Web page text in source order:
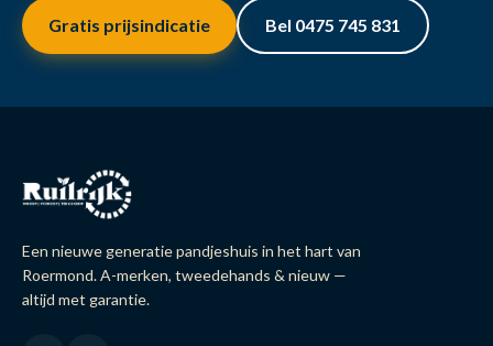
Gratis prijsindicatie Bel 0475 745 831
Een nieuwe generatie pandjeshuis in het hart van
Roermond. A-merken, tweedehands & nieuw —
altijd met garantie.